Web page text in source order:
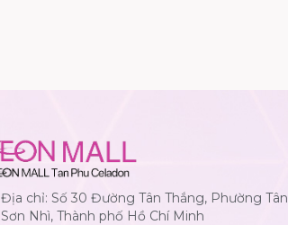
Địa chỉ: Số 30 Đường Tân Thắng, Phường Tân
Sơn Nhì, Thành phố Hồ Chí Minh